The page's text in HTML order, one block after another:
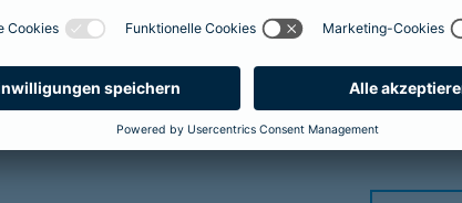
online beraten lassen.Lassen Sie sich ganz flexibel
biete ich Ihnen online die gleiche Beratungsqualität
Im Anschluss erhalten Sie von mir eine
diesen Link kurz vor Gesprächsbeginn auf, um in den
bitte vorher anund klicken dann auf "zum Videochat".